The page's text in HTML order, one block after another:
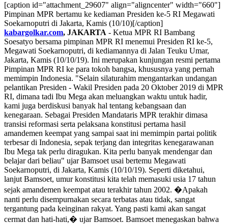
[caption id="attachment_29607" align="aligncenter" width="660"]
Pimpinan MPR bertamu ke kediaman Presiden ke-5 RI Megawati
Soekarnoputri di Jakarta, Kamis (10/10)[/caption]
kabargolkar.com, JAKARTA - Ketua MPR RI Bambang
Soesatyo bersama pimpinan MPR RI menemui Presiden RI ke-5,
Megawati Soekarnoputri, di kediamannya di Jalan Teuku Umar,
Jakarta, Kamis (10/10/19). Ini merupakan kunjungan resmi pertama
Pimpinan MPR RI ke para tokoh bangsa, khususnya yang pernah
memimpin Indonesia. "Selain silaturahim mengantarkan undangan
pelantikan Presiden - Wakil Presiden pada 20 Oktober 2019 di MPR
RI, dimana tadi Ibu Mega akan meluangkan waktu untuk hadir,
kami juga berdiskusi banyak hal tentang kebangsaan dan
kenegaraan. Sebagai Presiden Mandataris MPR terakhir dimasa
transisi reformasi serta pelaksana konstitusi pertama hasil
amandemen keempat yang sampai saat ini memimpin partai politik
terbesar di Indonesia, sepak terjang dan integritas kenegarawanan
Ibu Mega tak perlu diragukan. Kita perlu banyak mendengar dan
belajar dari beliau" ujar Bamsoet usai bertemu Megawati
Soekarnoputri, di Jakarta, Kamis (10/10/19). Seperti diketahui,
lanjut Bamsoet, umur konstitusi kita telah memasuki usia 17 tahun
sejak amandemen keempat atau terakhir tahun 2002. �Apakah
nanti perlu disempurnakan secara terbatas atau tidak, sangat
tergantung pada keinginan rakyat. Yang pasti kami akan sangat
cermat dan hati-hati,� ujar Bamsoet. Bamsoet menegaskan bahwa